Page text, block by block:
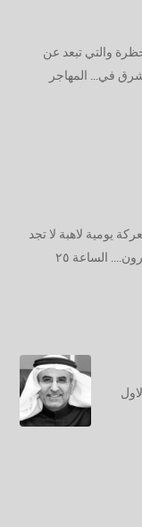
والتي تبعد عن
مكة اكثر من ٨ الف كيلو متر، توجه ماشياً نحو الشرق في... المهاجر
يومية لاهبة لا تجد
٢٥
الجمعة ٢٧ ربيع الاول